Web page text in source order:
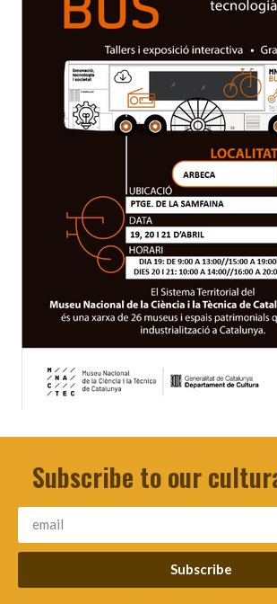
Subscribe to our
Subscribe